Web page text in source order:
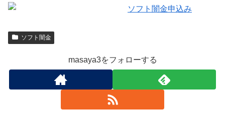
ソフト闇金
masaya3をフォローする